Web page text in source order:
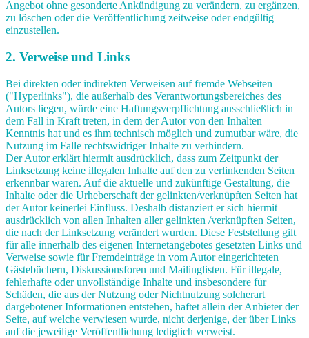
Angebot ohne gesonderte Ankündigung zu verändern, zu ergänzen,
zu löschen oder die Veröffentlichung zeitweise oder endgültig
einzustellen.
2. Verweise und Links
Bei direkten oder indirekten Verweisen auf fremde Webseiten
("Hyperlinks"), die außerhalb des Verantwortungsbereiches des
Autors liegen, würde eine Haftungsverpflichtung ausschließlich in
dem Fall in Kraft treten, in dem der Autor von den Inhalten
Kenntnis hat und es ihm technisch möglich und zumutbar wäre, die
Nutzung im Falle rechtswidriger Inhalte zu verhindern.
Der Autor erklärt hiermit ausdrücklich, dass zum Zeitpunkt der
Linksetzung keine illegalen Inhalte auf den zu verlinkenden Seiten
erkennbar waren. Auf die aktuelle und zukünftige Gestaltung, die
Inhalte oder die Urheberschaft der gelinkten/verknüpften Seiten hat
der Autor keinerlei Einfluss. Deshalb distanziert er sich hiermit
ausdrücklich von allen Inhalten aller gelinkten /verknüpften Seiten,
die nach der Linksetzung verändert wurden. Diese Feststellung gilt
für alle innerhalb des eigenen Internetangebotes gesetzten Links und
Verweise sowie für Fremdeinträge in vom Autor eingerichteten
Gästebüchern, Diskussionsforen und Mailinglisten. Für illegale,
fehlerhafte oder unvollständige Inhalte und insbesondere für
Schäden, die aus der Nutzung oder Nichtnutzung solcherart
dargebotener Informationen entstehen, haftet allein der Anbieter der
Seite, auf welche verwiesen wurde, nicht derjenige, der über Links
auf die jeweilige Veröffentlichung lediglich verweist.